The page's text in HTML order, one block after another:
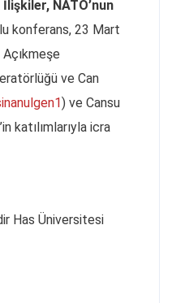
NATO’nun
konferans, 23 Mart
ve Can
) ve Cansu
katılımlarıyla icra
Has Üniversitesi